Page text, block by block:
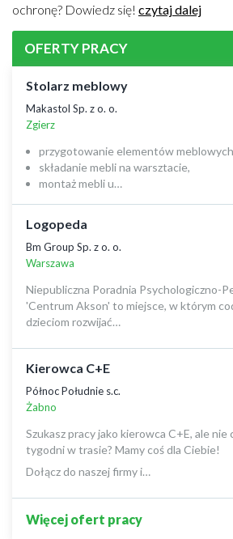
ochronę? Dowiedz się! czytaj dalej
OFERTY PRACY
Stolarz meblowy
Makastol Sp. z o. o.
Zgierz
przygotowanie elementów
składanie mebli na warsztacie,
montaż mebli u…
Logopeda
Bm Group Sp. z o. o.
Warszawa
Niepubliczna Poradnia Psychologiczno-
'Centrum Akson' to miejsce, w którym
dzieciom rozwijać…
Kierowca C+E
Północ Południe s.c.
Żabno
Szukasz pracy jako kierowca C+E, ale nie
tygodni w trasie? Mamy coś dla Ciebie!
Dołącz do naszej firmy i…
Więcej ofert pracy